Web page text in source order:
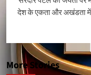
देश के एकता और अखंडता में
More Stories